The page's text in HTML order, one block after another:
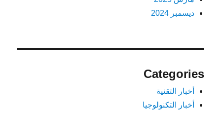
ديسمبر 2024
Categories
أخبار التقنية
أخبار التكنولوجيا